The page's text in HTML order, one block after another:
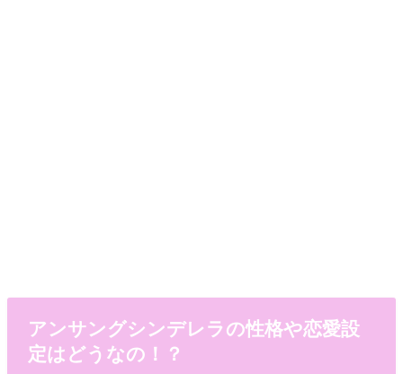
アンサングシンデレラの性格や恋愛設
定はどうなの！？